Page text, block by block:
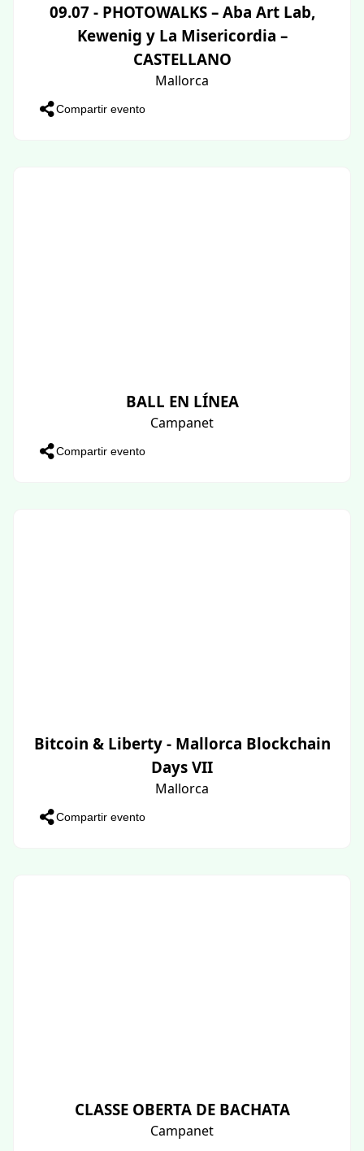
09.07 - PHOTOWALKS – Aba Art Lab,
Kewenig y La Misericordia –
CASTELLANO
Mallorca
Compartir evento
BALL EN LÍNEA
Campanet
Compartir evento
Bitcoin & Liberty - Mallorca Blockchain
Days VII
Mallorca
Compartir evento
CLASSE OBERTA DE BACHATA
Campanet